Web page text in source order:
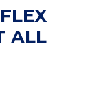
ALL